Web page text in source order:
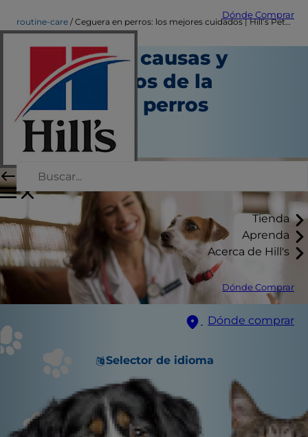
Dónde Comprar
Tienda
Aprenda
Acerca de Hill's
Dónde Comprar
Dónde comprar
Selector de idioma
routine-care Ceguera en perros: los mejores cuidados | Hill’s Pet Perú
Conoce las causas y
tratamientos de la
ceguera en perros
Cuidado diario
Autor del personal